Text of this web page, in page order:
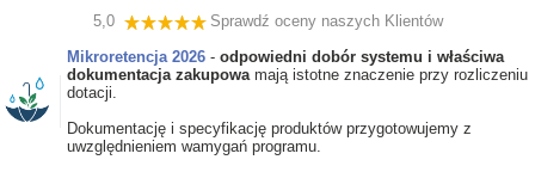
5,0
Sprawdź oceny naszych Klientów
Mikroretencja 2026 - odpowiedni dobór systemu i właściwa
dokumentacja zakupowamają istotne znaczenie przy rozliczeniu
dotacji.
Dokumentację i specyfikację produktów przygotowujemy z
uwzględnieniem wamygań programu.